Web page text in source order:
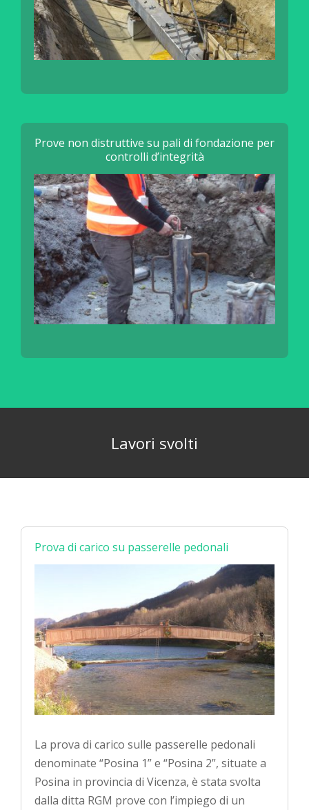
Prove non distruttive su pali di fondazione per
controlli d’integrità
Lavori svolti
Prova di carico su passerelle pedonali
La prova di carico sulle passerelle pedonali
denominate “Posina 1” e “Posina 2”, situate a
Posina in provincia di Vicenza, è stata svolta
dalla ditta RGM prove con l’impiego di un